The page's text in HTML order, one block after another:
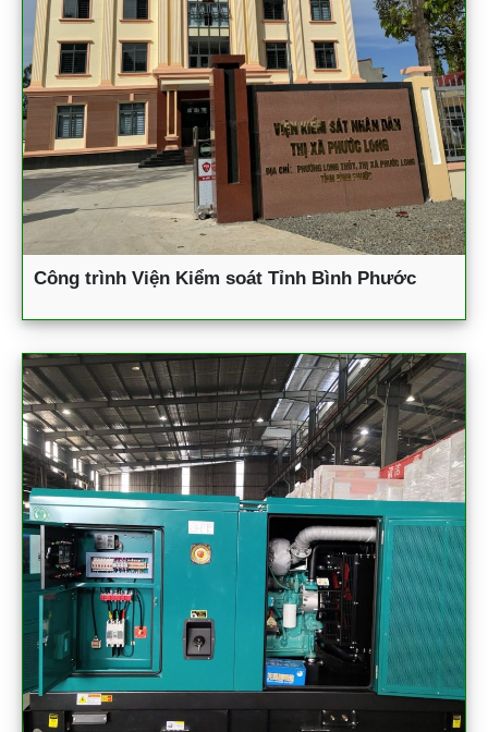
Công trình Viện Kiểm soát Tỉnh Bình Phước